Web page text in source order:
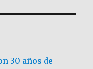
30 años de